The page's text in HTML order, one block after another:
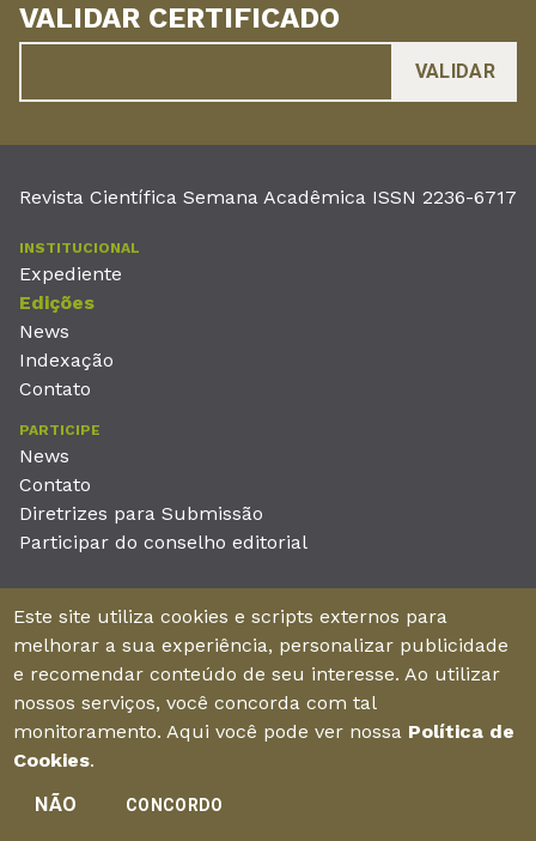
VALIDAR CERTIFICADO
Revista Científica Semana Acadêmica ISSN 2236-6717
INSTITUCIONAL
Expediente
Edições
News
Indexação
Contato
PARTICIPE
News
Contato
Diretrizes para Submissão
Participar do conselho editorial
Unieducar Inteligência Educacional Ltda
CNPJ: 05.569.970/0001-26
Av. Desembargador Moreira, No. 2001 – 11º andar - Bairro
Aldeota
Fortaleza – Ceará - Brasil - CEP 60170-001
Enviar manuscrito
Este site utiliza cookies e scripts externos para
melhorar a sua experiência, personalizar publicidade
e recomendar conteúdo de seu interesse. Ao utilizar
nossos serviços, você concorda com tal
monitoramento. Aqui você pode ver nossa Política de
Cookies.
NÃO
CONCORDO